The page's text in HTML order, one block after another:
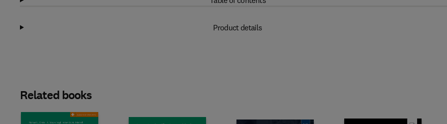
Product details
Related books